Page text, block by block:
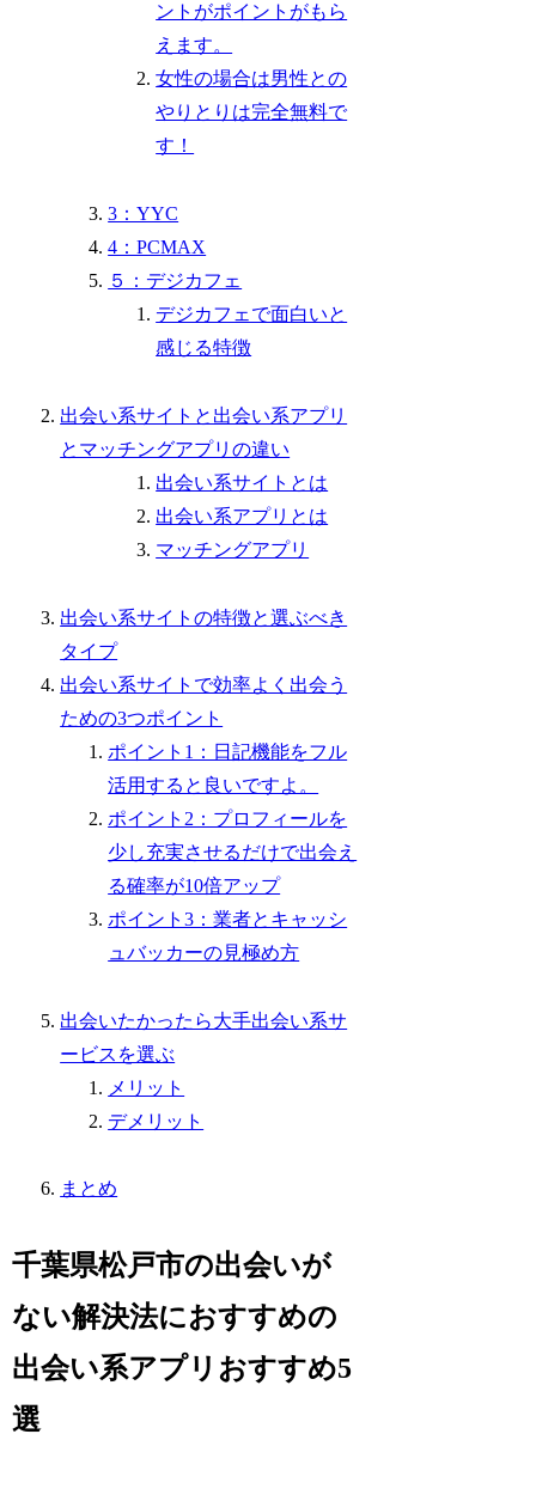
ントがポイントがもら
えます。
女性の場合は男性との
やりとりは完全無料で
す！
3：YYC
4：PCMAX
５：デジカフェ
デジカフェで面白いと
感じる特徴
出会い系サイトと出会い系アプリ
とマッチングアプリの違い
出会い系サイトとは
出会い系アプリとは
マッチングアプリ
出会い系サイトの特徴と選ぶべき
タイプ
出会い系サイトで効率よく出会う
ための3つポイント
ポイント1：日記機能をフル
活用すると良いですよ。
ポイント2：プロフィールを
少し充実させるだけで出会え
る確率が10倍アップ
ポイント3：業者とキャッシ
ュバッカーの見極め方
出会いたかったら大手出会い系サ
ービスを選ぶ
メリット
デメリット
まとめ
千葉県松戸市の出会いが
ない解決法におすすめの
出会い系アプリおすすめ5
選